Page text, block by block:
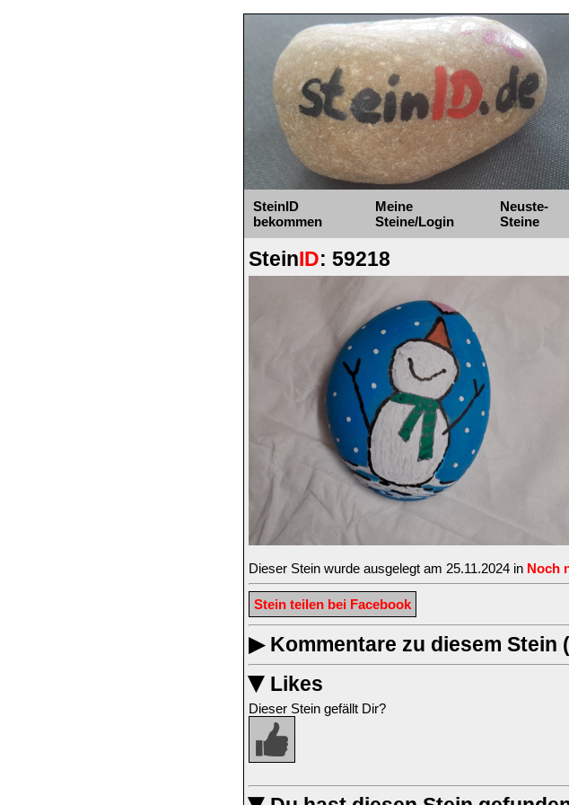
SteinID
bekommen
Meine
Steine/Login
Neuste-
Steine
SteinID: 59218
Dieser Stein wurde ausgelegt am 25.11.2024 in Noch
Stein teilen bei Facebook
▶Kommentare zu diesem Stein
▶ Likes
Dieser Stein gefällt Dir?